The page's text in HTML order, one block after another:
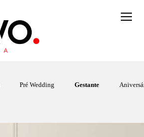
Pré Wedding Gestante